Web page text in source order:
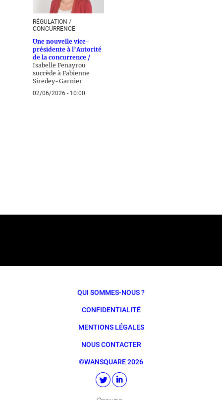
RÉGULATION /
CONCURRENCE
Une nouvelle vice-
présidente à l’Autorité
de la concurrence /
Isabelle Fenayrou
succède à Fabienne
Siredey-Garnier
02/06/2026 - 10:00
QUI SOMMES-NOUS ?
CONFIDENTIALITÉ
MENTIONS LÉGALES
NOUS CONTACTER
©WANSQUARE 2026